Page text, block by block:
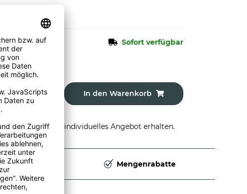
Sofort verfügbar
Stk In den Warenkorb
stellen und individuelles Angebot erhalten.
in Deutschland Mengenrabatte